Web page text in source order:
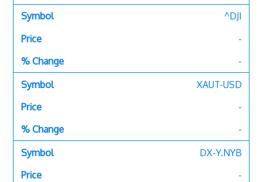
^DJI
-
-
XAUT-USD
-
-
DX-Y.NYB
-